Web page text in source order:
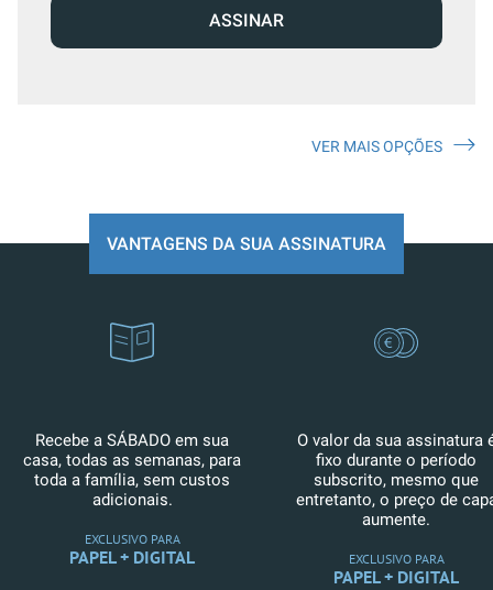
ASSINAR
VER MAIS OPÇÕES
VANTAGENS DA SUA ASSINATURA
Recebe a SÁBADO em sua
casa, todas as semanas, para
toda a família, sem custos
adicionais.
EXCLUSIVO PARA
PAPEL + DIGITAL
O valor da sua assinatura
fixo durante o período
subscrito, mesmo que
entretanto, o preço de
aumente.
EXCLUSIVO PARA
PAPEL + DIGITAL